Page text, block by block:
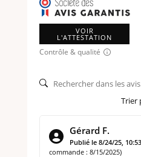
VOIR
L'ATTESTATION
Contrôle & qualité
Trier
Gérard F.
Publié le 8/24/25,
commande : 8/15/2025)